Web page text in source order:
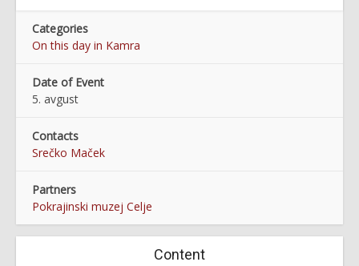
Categories
On this day in Kamra
Date of Event
5. avgust
Contacts
Srečko Maček
Partners
Pokrajinski muzej Celje
Content